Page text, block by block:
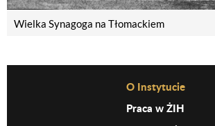
Wielka Synagoga na Tłomackiem
Before Footer MenuO Instytucie
Praca w ŻIH